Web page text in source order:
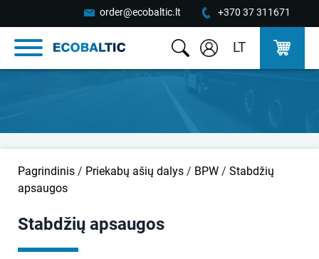
order@ecobaltic.lt +370 37 311671
LT
Pagrindinis / Priekabų ašių dalys / BPW / Stabdžių
apsaugos
Stabdžių apsaugos